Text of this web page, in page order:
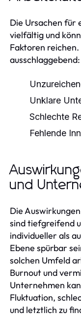
Die Ursachen für
vielfältig und
Faktoren
ausschlaggebend:
Unklare
Schlechte
Fehlende
und
Die
sind tiefgreifend
individueller als
Ebene spürbar
solchen Umfeld
Burnout und
Unternehmen
Fluktuation,
und letztlich zu